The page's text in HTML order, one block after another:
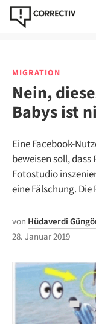
MIGRATION
Nein,
Babys ist
Eine Facebook-
beweisen soll,
Fotostudio
eine Fälschung.
von Hüdaverdi
28. Januar 2019